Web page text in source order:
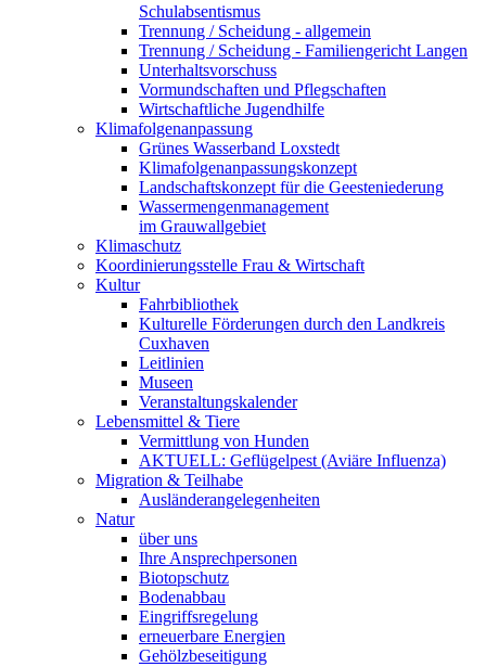
Schulabsentismus
Trennung / Scheidung - allgemein
Trennung / Scheidung - Familiengericht Langen
Unterhaltsvorschuss
Vormundschaften und Pflegschaften
Wirtschaftliche Jugendhilfe
Klimafolgenanpassung
Grünes Wasserband Loxstedt
Klimafolgenanpassungskonzept
Landschaftskonzept für die Geesteniederung
Wassermengenmanagement
im Grauwallgebiet
Klimaschutz
Koordinierungsstelle Frau & Wirtschaft
Kultur
Fahrbibliothek
Kulturelle Förderungen durch den Landkreis
Cuxhaven
Leitlinien
Museen
Veranstaltungskalender
Lebensmittel & Tiere
Vermittlung von Hunden
AKTUELL: Geflügelpest (Aviäre Influenza)
Migration & Teilhabe
Ausländerangelegenheiten
Natur
über uns
Ihre Ansprechpersonen
Biotopschutz
Bodenabbau
Eingriffsregelung
erneuerbare Energien
Gehölzbeseitigung